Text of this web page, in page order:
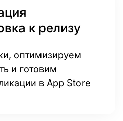
к релизу
оптимизируем
и готовим
в App Store